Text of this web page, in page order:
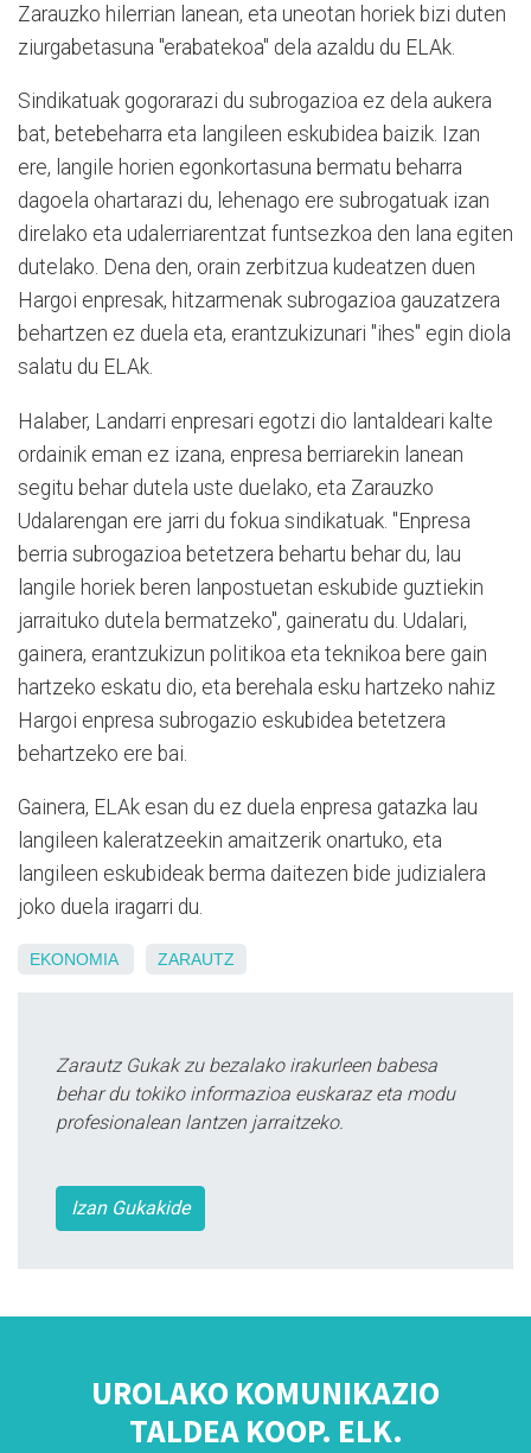
Zarauzko hilerrian lanean, eta uneotan horiek bizi duten
ziurgabetasuna "erabatekoa" dela azaldu du ELAk.
Sindikatuak gogorarazi du subrogazioa ez dela aukera
bat, betebeharra eta langileen eskubidea baizik. Izan
ere, langile horien egonkortasuna bermatu beharra
dagoela ohartarazi du, lehenago ere subrogatuak izan
direlako eta udalerriarentzat funtsezkoa den lana egiten
dutelako. Dena den, orain zerbitzua kudeatzen duen
Hargoi enpresak, hitzarmenak subrogazioa gauzatzera
behartzen ez duela eta, erantzukizunari "ihes" egin diola
salatu du ELAk.
Halaber, Landarri enpresari egotzi dio lantaldeari kalte
ordainik eman ez izana, enpresa berriarekin lanean
segitu behar dutela uste duelako, eta Zarauzko
Udalarengan ere jarri du fokua sindikatuak. "Enpresa
berria subrogazioa betetzera behartu behar du, lau
langile horiek beren lanpostuetan eskubide guztiekin
jarraituko dutela bermatzeko", gaineratu du. Udalari,
gainera, erantzukizun politikoa eta teknikoa bere gain
hartzeko eskatu dio, eta berehala esku hartzeko nahiz
Hargoi enpresa subrogazio eskubidea betetzera
behartzeko ere bai.
Gainera, ELAk esan du ez duela enpresa gatazka lau
langileen kaleratzeekin amaitzerik onartuko, eta
langileen eskubideak berma daitezen bide judizialera
joko duela iragarri du.
EKONOMIA ZARAUTZ
Zarautz Gukak zu bezalako irakurleen babesa
behar du tokiko informazioa euskaraz eta modu
profesionalean lantzen jarraitzeko.
Izan Gukakide
UROLAKO KOMUNIKAZIO
TALDEA KOOP. ELK.